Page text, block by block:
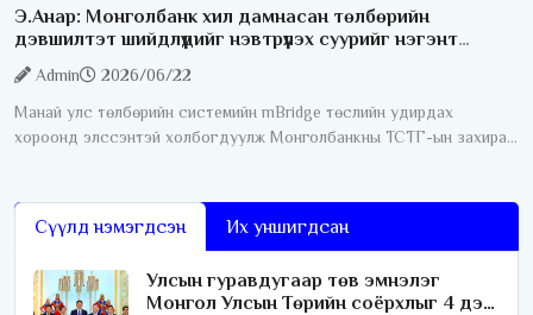
Э.Анар: Монголбанк хил дамнасан төлбөрийн
дэвшилтэт шийдлүүдийг нэвтрүүлэх суурийг нэгэнт
Admin
2026/06/22
Манай улс төлбөрийн системийн mBridge төслийн удирдах
хороонд элссэнтэй холбогдуулж Монголбанкны ТСТГ-ын захирал
Сүүлд нэмэгдсэн Их уншигдсан
Улсын гуравдугаар төв эмнэлэг
Монгол Улсын Төрийн соёрхлыг 4 дэх